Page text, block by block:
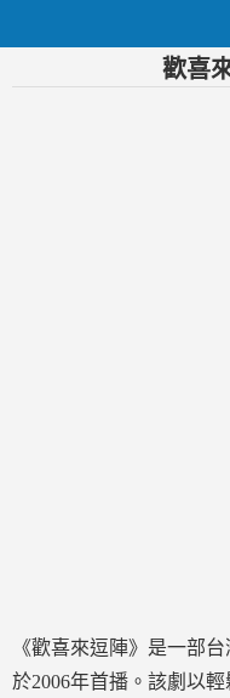
歡喜
《歡喜來逗陣》是一部
於2006年首播。該劇以